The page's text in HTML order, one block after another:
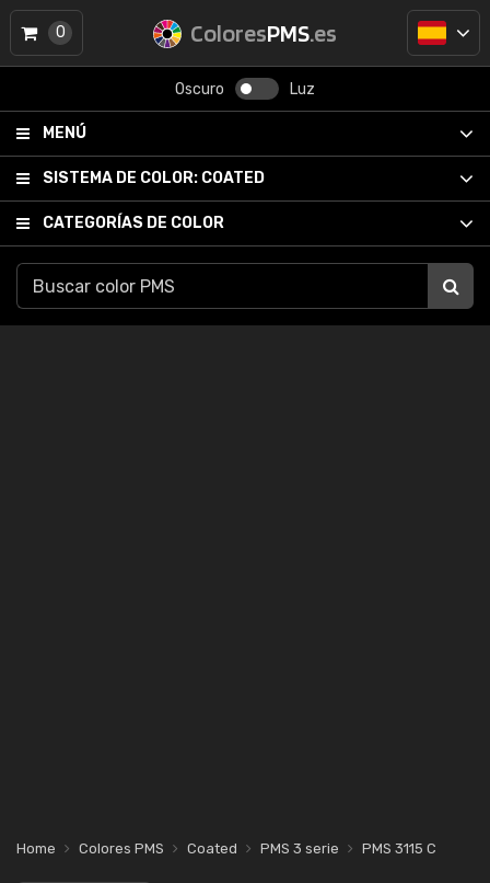
ColoresPMS.es
Oscuro Luz
MENÚ
SISTEMA DE COLOR: COATED
CATEGORÍAS DE COLOR
0
Home Colores PMS Coated PMS 3 serie PMS 3115 C